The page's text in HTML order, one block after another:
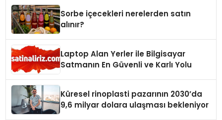
Sorbe içecekleri nerelerden satın
alınır?
Laptop Alan Yerler ile Bilgisayar
Satmanın En Güvenli ve Karlı Yolu
Küresel rinoplasti pazarının 2030’da
9,6 milyar dolara ulaşması bekleniyor